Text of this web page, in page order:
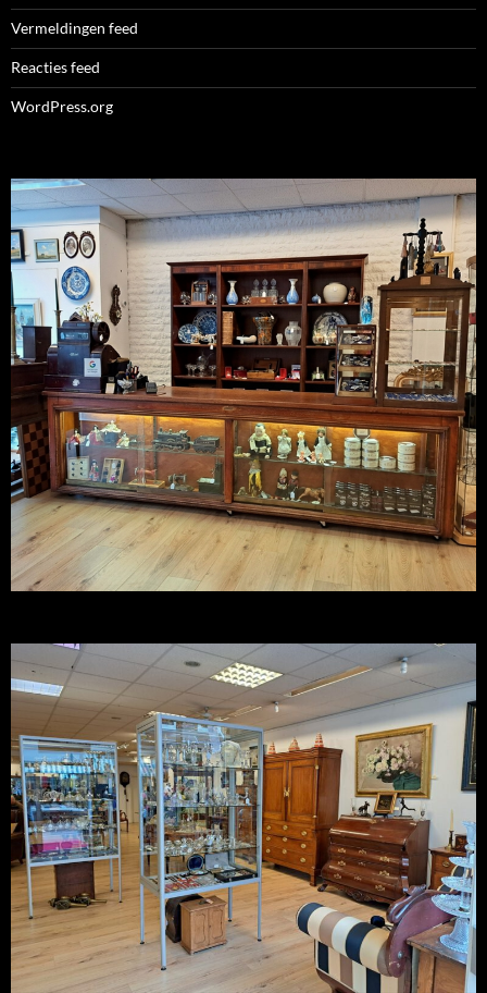
Vermeldingen feed
Reacties feed
WordPress.org